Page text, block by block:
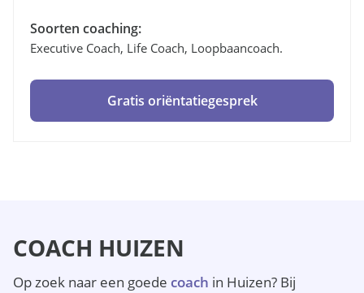
Soorten coaching:
Executive Coach, Life Coach, Loopbaancoach.
Gratis oriëntatiegesprek
COACH HUIZEN
Op zoek naar een goede coach in Huizen? Bij